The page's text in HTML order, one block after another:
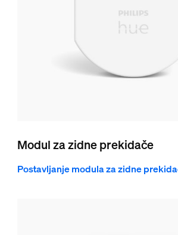
Modul za zidne prekidače
Postavljanje modula za zidne